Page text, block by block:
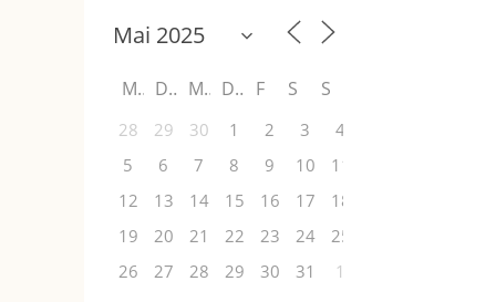
M D M D F S S
28 29 30 1 2 3
4
5
6 7 8 9 10
11
12
13 14 15 16 17
18
19
20 21 22 23 24
25
26
27 28 29 30 31 1